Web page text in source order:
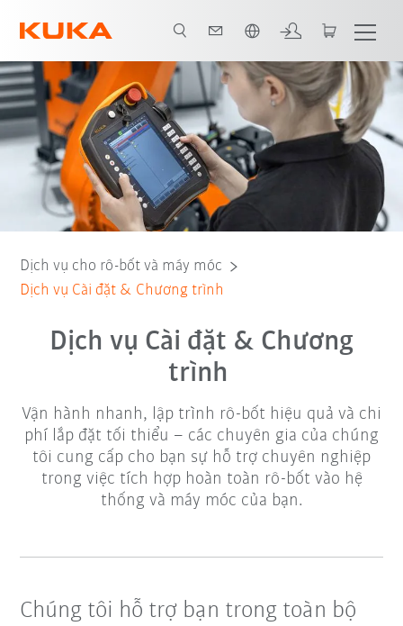
Các lợi ích Lên kế hoạch và Chọn dịch vụ Contact Tất cả dịch vụ
Dịch vụ cho rô-bốt và máy móc
Dịch vụ Cài đặt & Chương trình
Dịch vụ Cài đặt & Chương
trình
Vận hành nhanh, lập trình rô-bốt hiệu quả và chi
phí lắp đặt tối thiểu – các chuyên gia của chúng
tôi cung cấp cho bạn sự hỗ trợ chuyên nghiệp
trong việc tích hợp hoàn toàn rô-bốt vào hệ
thống và máy móc của bạn.
Chúng tôi hỗ trợ bạn trong toàn bộ